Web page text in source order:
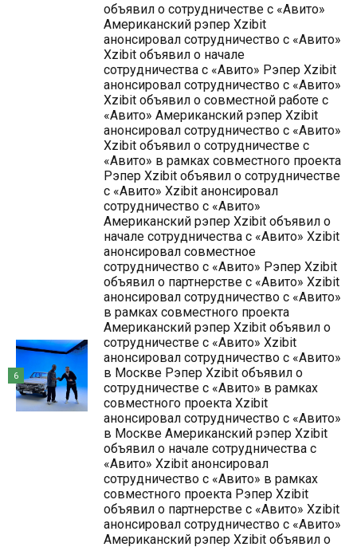
объявил о сотрудничестве с «Авито»
Американский рэпер Xzibit
анонсировал сотрудничество с «Авито»
Xzibit объявил о начале
сотрудничества с «Авито» Рэпер Xzibit
анонсировал сотрудничество с «Авито»
Xzibit объявил о совместной работе с
«Авито» Американский рэпер Xzibit
анонсировал сотрудничество с «Авито»
Xzibit объявил о сотрудничестве с
«Авито» в рамках совместного проекта
Рэпер Xzibit объявил о сотрудничестве
с «Авито» Xzibit анонсировал
сотрудничество с «Авито»
Американский рэпер Xzibit объявил о
начале сотрудничества с «Авито» Xzibit
анонсировал совместное
сотрудничество с «Авито» Рэпер Xzibit
объявил о партнерстве с «Авито» Xzibit
анонсировал сотрудничество с «Авито»
в рамках совместного проекта
Американский рэпер Xzibit объявил о
сотрудничестве с «Авито» Xzibit
анонсировал сотрудничество с «Авито»
в Москве Рэпер Xzibit объявил о
сотрудничестве с «Авито» в рамках
совместного проекта Xzibit
анонсировал сотрудничество с «Авито»
в Москве Американский рэпер Xzibit
объявил о начале сотрудничества с
«Авито» Xzibit анонсировал
сотрудничество с «Авито» в рамках
совместного проекта Рэпер Xzibit
объявил о партнерстве с «Авито» Xzibit
анонсировал сотрудничество с «Авито»
Американский рэпер Xzibit объявил о
6